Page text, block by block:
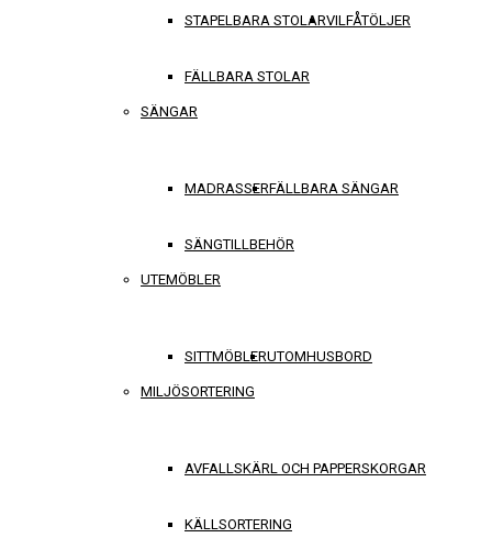
STAPELBARA STOLARVILFÅTÖLJER
FÄLLBARA STOLAR
SÄNGAR
MADRASSERFÄLLBARA SÄNGAR
SÄNGTILLBEHÖR
UTEMÖBLER
SITTMÖBLERUTOMHUSBORD
MILJÖSORTERING
AVFALLSKÄRL OCH PAPPERSKORGAR
KÄLLSORTERING